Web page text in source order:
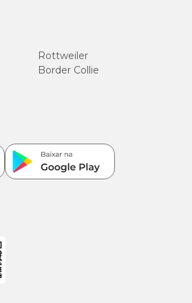
Rottweiler
Border Collie